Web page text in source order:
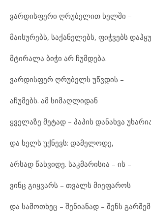
ვარდისფერი ღრუბელით ხელში –
მაისურებს, საქანელებს, ფიჭვებს დაჰყუ
მტირალა ბიჭი არ ჩუმდება.
ვარდისფერ ღრუბელს უწვდის –
აჩუმებს. ამ სიმაღლიდან
ყველაზე მეტად – პაპის დანახვა უხა
და ხელს უქნევს: დამელოდე,
არსად წახვიდე. საკმარისია – ის –
ვინც გიყვარს – თვალს მიეფაროს
და სამოთხეც – შენიანად – შენს გარშე